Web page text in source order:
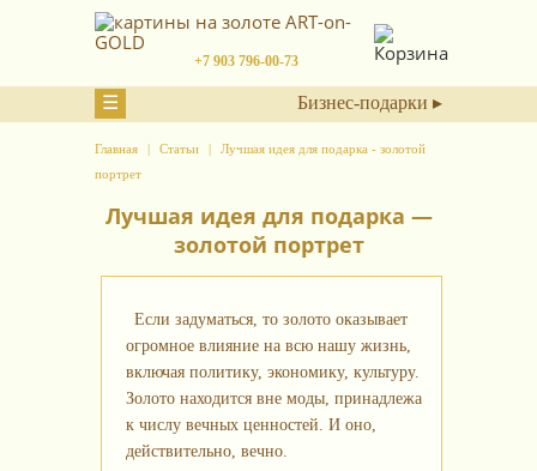
+7 903 796-00-73
☰ Бизнес-подарки ▸
Главная Статьи
Лучшая идея для подарка - золотой
портрет
Лучшая идея для подарка —
золотой портрет
Если задуматься, то золото оказывает
огромное влияние на всю нашу жизнь,
включая политику, экономику, культуру.
Золото находится вне моды, принадлежа
к числу вечных ценностей. И оно,
действительно, вечно.